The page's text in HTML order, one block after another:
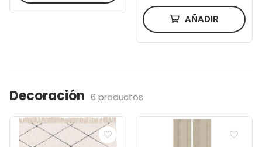
AÑADIR
Decoración 6 productos